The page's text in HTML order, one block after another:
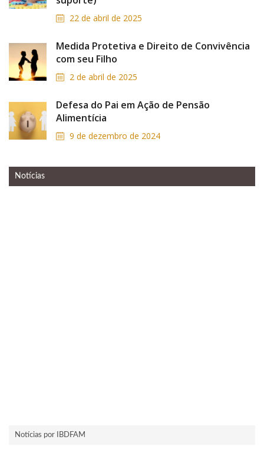
22 de abril de 2025
Medida Protetiva e Direito de Convivência
com seu Filho
2 de abril de 2025
Defesa do Pai em Ação de Pensão
Alimentícia
9 de dezembro de 2024
Notícias
Notícias por IBDFAM